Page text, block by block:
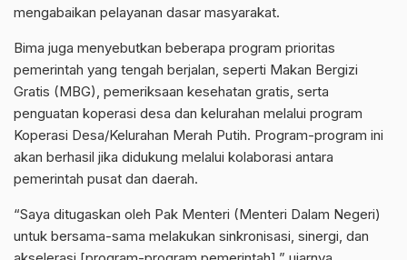
mengabaikan pelayanan dasar masyarakat.
Bima juga menyebutkan beberapa program prioritas
pemerintah yang tengah berjalan, seperti Makan Bergizi
Gratis (MBG), pemeriksaan kesehatan gratis, serta
penguatan koperasi desa dan kelurahan melalui program
Koperasi Desa/Kelurahan Merah Putih. Program-program ini
akan berhasil jika didukung melalui kolaborasi antara
pemerintah pusat dan daerah.
“Saya ditugaskan oleh Pak Menteri (Menteri Dalam Negeri)
untuk bersama-sama melakukan sinkronisasi, sinergi, dan